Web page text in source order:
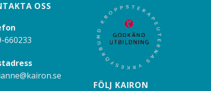
OSS
660233
FÖLJ KAIRON